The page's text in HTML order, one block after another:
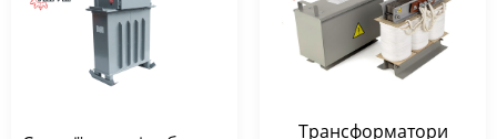
Трансформатори